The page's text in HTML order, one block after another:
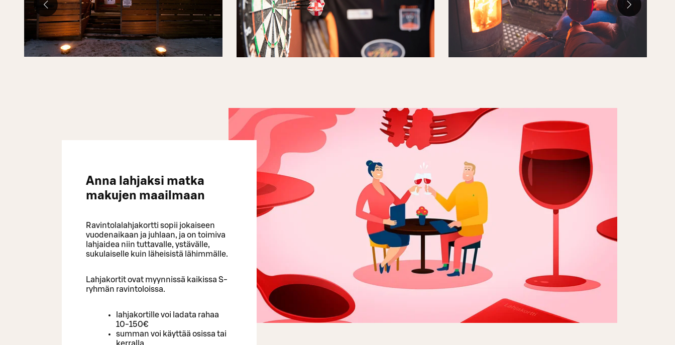
Anna lahjaksi matka
makujen maailmaan
Ravintolalahjakortti sopii jokaiseen
vuodenaikaan ja juhlaan, ja on toimiva
lahjaidea niin tuttavalle, ystävälle,
sukulaiselle kuin läheisistä lähimmälle.
Lahjakortit ovat myynnissä kaikissa S-
ryhmän ravintoloissa.
lahjakortille voi ladata rahaa
10-150€
summan voi käyttää osissa tai